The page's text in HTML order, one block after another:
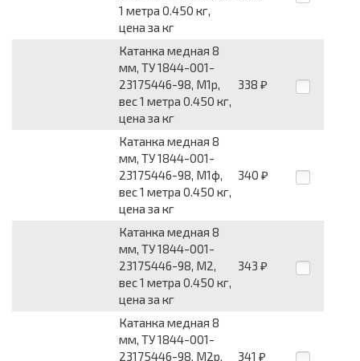
1 метра 0.450 кг,
цена за кг
Катанка медная 8
мм, ТУ 1844-001-
23175446-98, М1р,
вес 1 метра 0.450 кг,
цена за кг
338 ₽
Катанка медная 8
мм, ТУ 1844-001-
23175446-98, М1ф,
вес 1 метра 0.450 кг,
цена за кг
340 ₽
Катанка медная 8
мм, ТУ 1844-001-
23175446-98, М2,
вес 1 метра 0.450 кг,
цена за кг
343 ₽
Катанка медная 8
мм, ТУ 1844-001-
23175446-98, М2р,
341 ₽